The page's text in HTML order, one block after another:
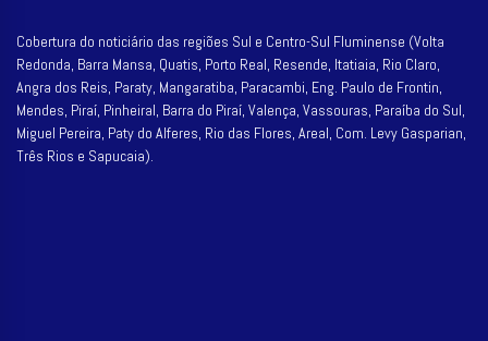
Cobertura do noticiário das regiões Sul e Centro-Sul Fluminense (Volta
Redonda, Barra Mansa, Quatis, Porto Real, Resende, Itatiaia, Rio Claro,
Angra dos Reis, Paraty, Mangaratiba, Paracambi, Eng. Paulo de Frontin,
Mendes, Piraí, Pinheiral, Barra do Piraí, Valença, Vassouras, Paraíba do Sul,
Miguel Pereira, Paty do Alferes, Rio das Flores, Areal, Com. Levy Gasparian,
Três Rios e Sapucaia).